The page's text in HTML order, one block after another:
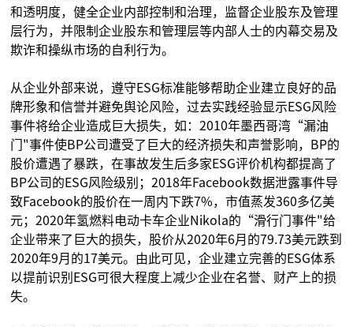
和透明度，健全企业内部控制和治理，监督企业股东及管理
层行为，并限制企业股东和管理层等内部人士的内幕交易及
欺诈和操纵市场的自利行为。
从企业外部来说，遵守ESG标准能够帮助企业建立良好的品
牌形象和信誉并避免舆论风险，过去实践经验显示ESG风险
事件将给企业造成巨大损失，如：2010年墨西哥湾“漏油
门"事件使BP公司遭受了巨大的经济损失和声誉影响，BP的
股价遭遇了暴跌，在事故发生后多家ESG评价机构都提高了
BP公司的ESG风险级别；2018年Facebook数据泄露事件导
致Facebook的股价在一周内下跌7%，市值蒸发360多亿美
元；2020年氢燃料电动卡车企业Nikola的“滑行门事件"给
企业带来了巨大的损失，股价从2020年6月的79.73美元跌到
2020年9月的17美元。由此可见，企业建立完善的ESG体系
以提前识别ESG可很大程度上减少企业在名誉、财产上的损
失。